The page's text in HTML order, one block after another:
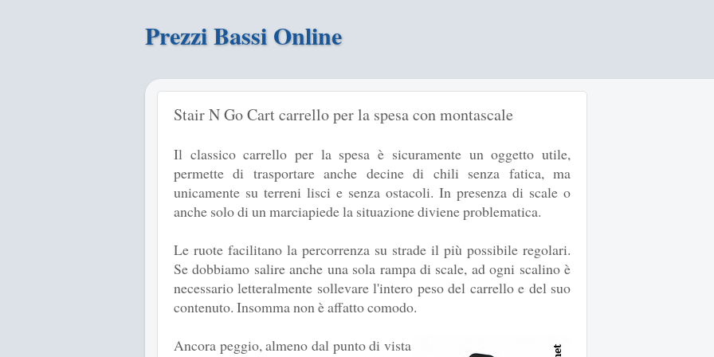
Prezzi Bassi Online
Stair N Go Cart carrello per la spesa con montascale
Il classico carrello per la spesa è sicuramente un oggetto utile,
permette di trasportare anche decine di chili senza fatica, ma
unicamente su terreni lisci e senza ostacoli. In presenza di scale o
anche solo di un marciapiede la situazione diviene problematica.
Le ruote facilitano la percorrenza su strade il più possibile regolari.
Se dobbiamo salire anche una sola rampa di scale, ad ogni scalino è
necessario letteralmente sollevare l'intero peso del carrello e del suo
contenuto. Insomma non è affatto comodo.
Ancora peggio, almeno dal punto di vista